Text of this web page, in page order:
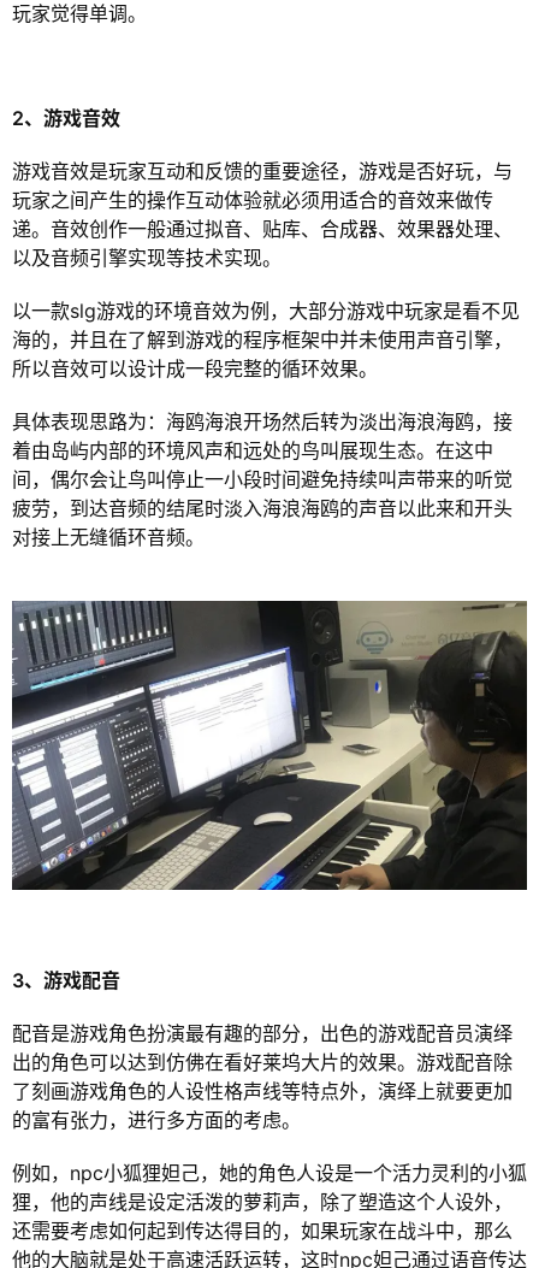
玩家觉得单调。
2、游戏音效
游戏音效是玩家互动和反馈的重要途径，游戏是否好玩，与
玩家之间产生的操作互动体验就必须用适合的音效来做传
递。音效创作一般通过拟音、贴库、合成器、效果器处理、
以及音频引擎实现等技术实现。
以一款slg游戏的环境音效为例，大部分游戏中玩家是看不见
海的，并且在了解到游戏的程序框架中并未使用声音引擎，
所以音效可以设计成一段完整的循环效果。
具体表现思路为：海鸥海浪开场然后转为淡出海浪海鸥，接
着由岛屿内部的环境风声和远处的鸟叫展现生态。在这中
间，偶尔会让鸟叫停止一小段时间避免持续叫声带来的听觉
疲劳，到达音频的结尾时淡入海浪海鸥的声音以此来和开头
对接上无缝循环音频。
3、游戏配音
配音是游戏角色扮演最有趣的部分，出色的游戏配音员演绎
出的角色可以达到仿佛在看好莱坞大片的效果。游戏配音除
了刻画游戏角色的人设性格声线等特点外，演绎上就要更加
的富有张力，进行多方面的考虑。
例如，npc小狐狸妲己，她的角色人设是一个活力灵利的小狐
狸，他的声线是设定活泼的萝莉声，除了塑造这个人设外，
还需要考虑如何起到传达得目的，如果玩家在战斗中，那么
他的大脑就是处于高速活跃运转，这时npc妲己通过语音传达